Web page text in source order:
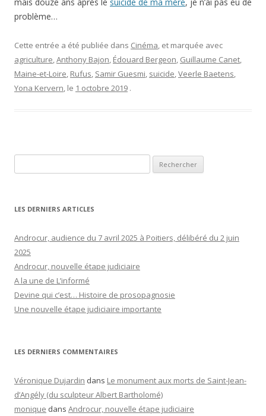
problème…
Cette entrée a été publiée dans Cinéma, et marquée avec
agriculture,Anthony Bajon, Édouard Bergeon, Guillaume Canet,
Maine-et-Loire, Rufus, Samir Guesmi, suicide,Veerle Baetens,
Yona Kervern, le 1 octobre 2019 .
LES DERNIERS ARTICLES
Androcur, audience du 7 avril 2025 à Poitiers, délibéré du 2 juin
2025
Androcur, nouvelle étape judiciaire
A la une de L’informé
Devine qui c’est… Histoire de prosopagnosie
Une nouvelle étape judiciaire importante
LES DERNIERS COMMENTAIRES
Véronique Dujardin dans Le monument aux morts de Saint-Jean-
d’Angély (du sculpteur Albert Bartholomé)
monique dans Androcur, nouvelle étape judiciaire